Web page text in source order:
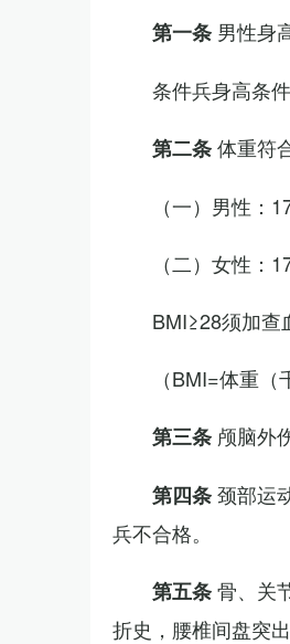
第一条 男性身
条件兵身高条
第二条体重符
（一）男性：
（二）女性：
BMI≥28须加查
（BMI=体重
第三条 颅脑外
第四条颈部运
兵不合格。
第五条骨、关
折史，腰椎间盘突